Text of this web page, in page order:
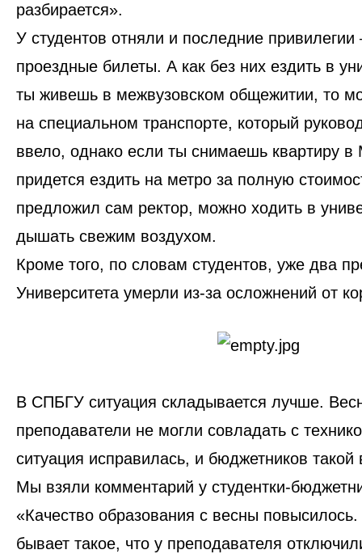
разбирается».
У студентов отняли и последние
проездные билеты. А как без них ездить в
ты живешь в межвузовском общежитии, то
на специальном транспорте, который
ввело, однако если ты снимаешь квартиру в
придется ездить на метро за полную
предложил сам ректор, можно ходить в
дышать свежим воздухом.
Кроме того, по словам студентов, уже два
Университета умерли из-за осложнений от
В СПБГУ ситуация складывается лучше.
преподаватели не могли совладать с
ситуация исправилась, и бюджетников
Мы взяли комментарий у студентки-
«‎Качество образования с весны
бывает такое, что у преподавателя